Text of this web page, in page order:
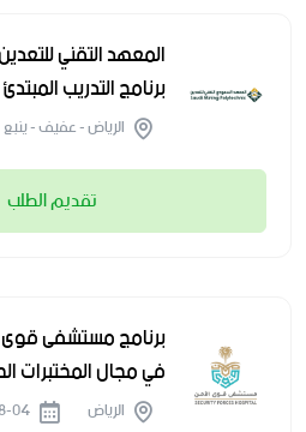
المعهد التقني
برنامج التدريب
الرياض - عفيف - ينبع
تقديم الطلب
برنامج مستشفى
في مجال المختبرات
الرياض